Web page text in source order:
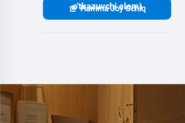
o'tkazuvchi elem)
Hamma Joy Ochiq